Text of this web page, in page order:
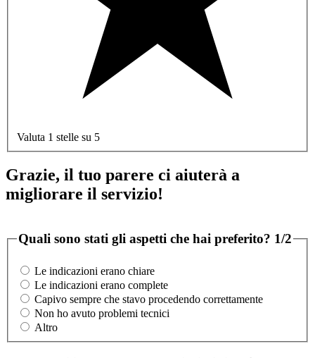
Valuta 1 stelle su 5
Grazie, il tuo parere ci aiuterà a
migliorare il servizio!
Quali sono stati gli aspetti che hai preferito? 1/2
Le indicazioni erano chiare
Le indicazioni erano complete
Capivo sempre che stavo procedendo correttamente
Non ho avuto problemi tecnici
Altro